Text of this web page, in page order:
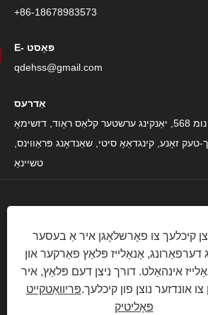
+86-18678983573
E- פּאָסט
qdehss@gmail.com
אַדרעס
נומ 568, יאַנקינג ערשטער קלאַס ראָוד, דזשימאָ
טעק זאָנע, קינגדאַאָ סיטי, שאַנדאָנג פּראַווינס,
טשיינאַ
שמורות.
Links Sitemap | RSS | XML | פּאָליטיק
קיכלעך צו פאָרשלאָגן איר אַ בעסער
דערפאַרונג, אַנאַלייז פּלאַץ פאַרקער און
אינהאַלט. דורך ניצן דעם פּלאַץ, איר
אונדזער נוצן פון קיכלעך.פּריוואַטקייט
פּאָליטיק